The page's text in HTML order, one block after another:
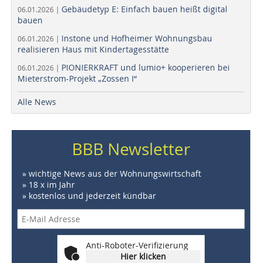
06.01.2026 | Gebäudetyp E: Einfach bauen heißt digital
bauen
06.01.2026 | Instone und Hofheimer Wohnungsbau
realisieren Haus mit Kindertagesstätte
06.01.2026 | PIONIERKRAFT und lumio+ kooperieren bei
Mieterstrom-Projekt „Zossen I“
Alle News
BBB Newsletter
» wichtige News aus der Wohnungswirtschaft
» 18 x im Jahr
» kostenlos und jederzeit kündbar
Anti-Roboter-Verifizierung
Hier klicken